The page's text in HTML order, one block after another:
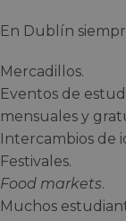
En Dublín
Mercadillos.
Eventos de
mensuales y
Intercambios de
Festivales.
Food markets.
Muchos